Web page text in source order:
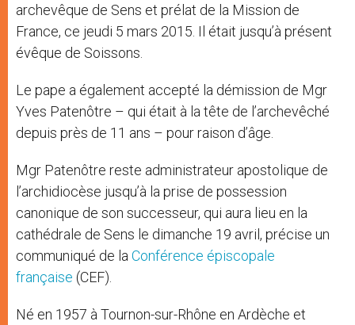
archevêque de Sens et prélat de la Mission de
France, ce jeudi 5 mars 2015. Il était jusqu’à présent
évêque de Soissons.
Le pape a également accepté la démission de Mgr
Yves Patenôtre – qui était à la tête de l’archevêché
depuis près de 11 ans – pour raison d’âge.
Mgr Patenôtre reste administrateur apostolique de
l’archidiocèse jusqu’à la prise de possession
canonique de son successeur, qui aura lieu en la
cathédrale de Sens le dimanche 19 avril, précise un
communiqué de la Conférence épiscopale
française (CEF).
Né en 1957 à Tournon-sur-Rhône en Ardèche et